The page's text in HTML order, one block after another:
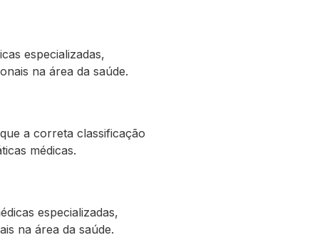
especializadas,
na área da saúde.
a correta classificação
médicas.
especializadas,
na área da saúde.